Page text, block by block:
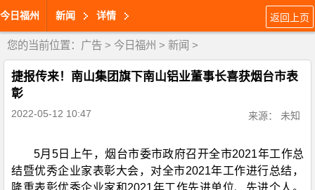
今日福州 新闻 详情 返回上页
您的当前位置： 广告 > 今日福州 > 新闻 >
捷报传来！南山集团旗下南山铝业董事长喜获烟台市表
彰
2022-05-12 10:47 来源： 未知
5月5日上午，烟台市委市政府召开全市2021年工作总
结暨优秀企业家表彰大会，对全市2021年工作进行总结，
隆重表彰优秀企业家和2021年工作先进单位、先进个人。